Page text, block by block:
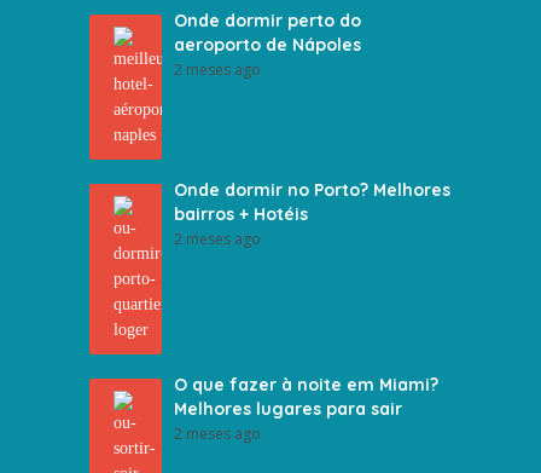
Onde dormir perto do
aeroporto de Nápoles
2 meses ago
Onde dormir no Porto? Melhores
bairros + Hotéis
2 meses ago
O que fazer à noite em Miami?
Melhores lugares para sair
2 meses ago